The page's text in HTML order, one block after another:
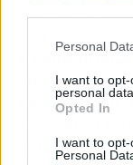
Personal
I want to
personal data.
Opted In
I want to
Personal
A estos
Meryl Streep
Leonardo
octava